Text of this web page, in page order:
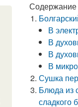
Содержание
В
В
В
В
Сушка
Блюда из
сладкого